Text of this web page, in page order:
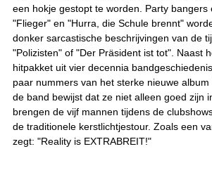
een hokje gestopt te worden. Party bangers
"Flieger" en "Hurra, die Schule brennt"
donker sarcastische beschrijvingen van de
"Polizisten" of "Der Präsident ist tot". Naast
hitpakket uit vier decennia
paar nummers van het sterke nieuwe
de band bewijst dat ze niet alleen goed zijn
brengen de vijf mannen tijdens de
de traditionele kerstlichtjestour. Zoals een
zegt: "Reality is EXTRABREIT!"